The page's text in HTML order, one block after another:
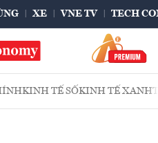
XE VNE TV TECH
KINH TẾ SỐKINH TẾ XANH